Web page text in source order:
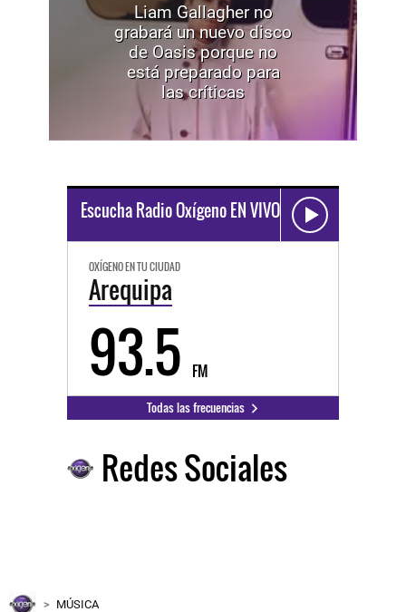
Liam Gallagher no
grabará un nuevo disco
de Oasis porque no
está preparado para
las críticas
Escucha Radio Oxígeno EN VIVO
OXÍGENO EN TU CIUDAD
Arequipa
93.5 FM
Todas las frecuencias
Redes Sociales
MÚSICA